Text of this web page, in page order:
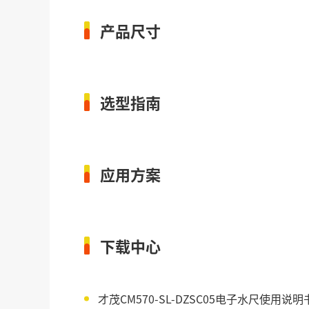
产品尺寸
选型指南
应用方案
下载中心
才茂CM570-SL-DZSC05电子水尺使用说明